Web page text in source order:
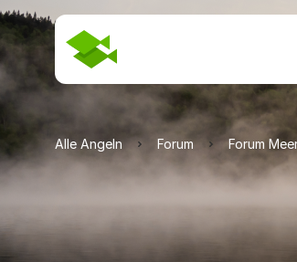
Alle Angeln Forum Forum